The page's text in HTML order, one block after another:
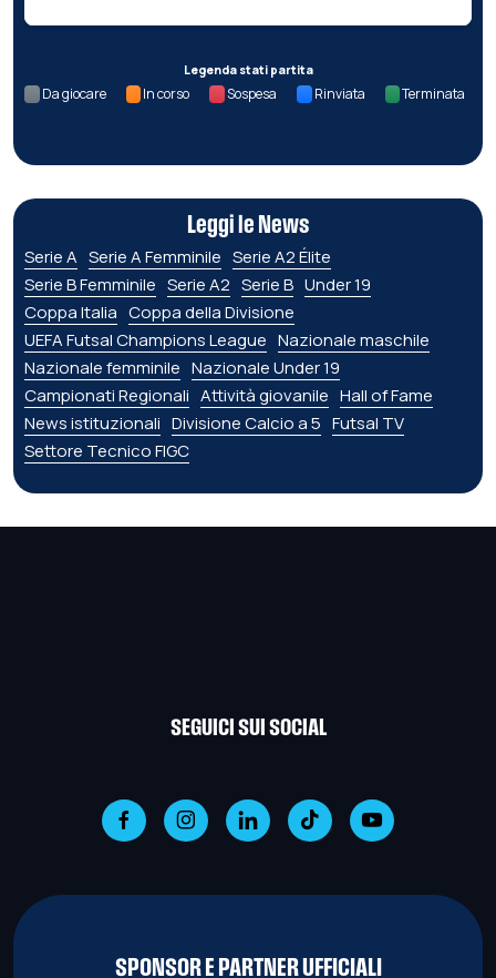
Legenda stati partita
Da giocare In corso Sospesa Rinviata Terminata
Leggi le News
Serie A Serie A Femminile Serie A2 Élite
Serie B Femminile Serie A2 Serie B Under 19
Coppa Italia Coppa della Divisione
UEFA Futsal Champions League Nazionale maschile
Nazionale femminile Nazionale Under 19
Campionati Regionali Attività giovanile Hall of Fame
News istituzionali Divisione Calcio a 5 Futsal TV
Settore Tecnico FIGC
SEGUICI SUI SOCIAL
SPONSOR E PARTNER UFFICIALI